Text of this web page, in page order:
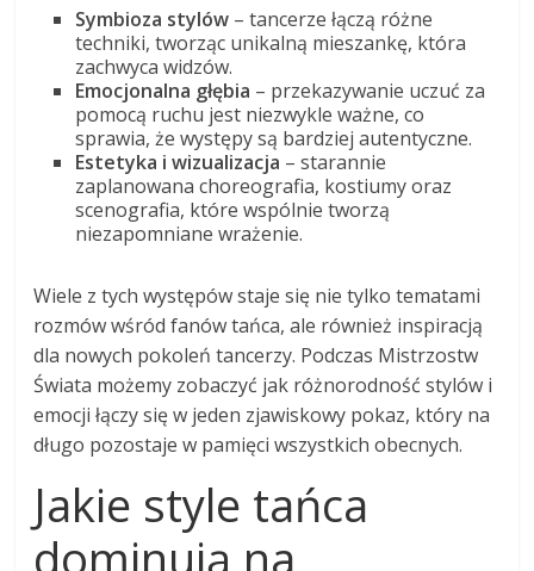
Symbioza stylów – tancerze łączą różne
techniki, tworząc unikalną mieszankę, która
zachwyca widzów.
Emocjonalna głębia – przekazywanie uczuć za
pomocą ruchu jest niezwykle ważne, co
sprawia, że występy są bardziej autentyczne.
Estetyka i wizualizacja – starannie
zaplanowana choreografia, kostiumy oraz
scenografia, które wspólnie tworzą
niezapomniane wrażenie.
Wiele z tych występów staje się nie tylko tematami
rozmów wśród fanów tańca, ale również inspiracją
dla nowych pokoleń tancerzy. Podczas Mistrzostw
Świata możemy zobaczyć jak różnorodność stylów i
emocji łączy się w jeden zjawiskowy pokaz, który na
długo pozostaje w pamięci wszystkich obecnych.
Jakie style tańca
dominują na